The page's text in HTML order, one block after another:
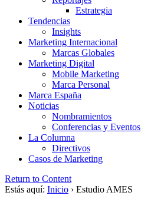
Estrategia
Tendencias
Insights
Marketing Internacional
Marcas Globales
Marketing Digital
Mobile Marketing
Marca Personal
Marca España
Noticias
Nombramientos
Conferencias y Eventos
La Columna
Directivos
Casos de Marketing
Return to Content
Estás aquí: Inicio › Estudio AMES